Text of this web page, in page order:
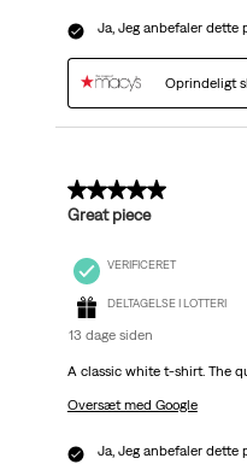
Ja, Jeg anbefaler dette
Oprindeligt
5 ud af 5 stjerner.
Great piece
VERIFICERET
DELTAGELSE I LOTTERI
13 dage siden
A classic white t-shirt. The
Oversæt med Google
Ja, Jeg anbefaler dette